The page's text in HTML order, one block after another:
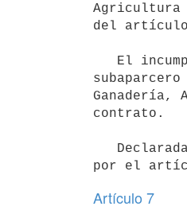
Agricultura
del artículo
Ganadería,
contrato.
Artículo 7